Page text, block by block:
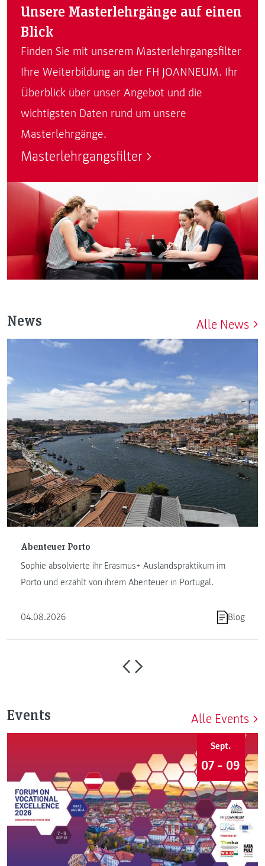
Unsere Masterlehrgänge auf einen
Blick
Finden Sie mit unserem Masterlehrgangsfilter
Ihre Weiterbildung an der FH JOANNEUM. Ihr
Überblick über unser Angebot und die
wichtigsten Daten rund um unsere
Masterlehrgänge.
Masterlehrgangsfilter
News Alle News
Abenteuer Porto
Sophie absolvierte ihr Erasmus+ Auslandspraktikum im
Porto und erzählt von ihrem Abenteuer in Portugal.
04.08.2026 Blog
Events Alle Events
Sept.
07 – 09